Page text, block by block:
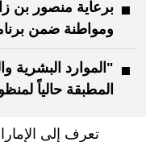
ومواطنة ضمن
"الموارد البشرية
المطبقة حالياً
تعرف إلى